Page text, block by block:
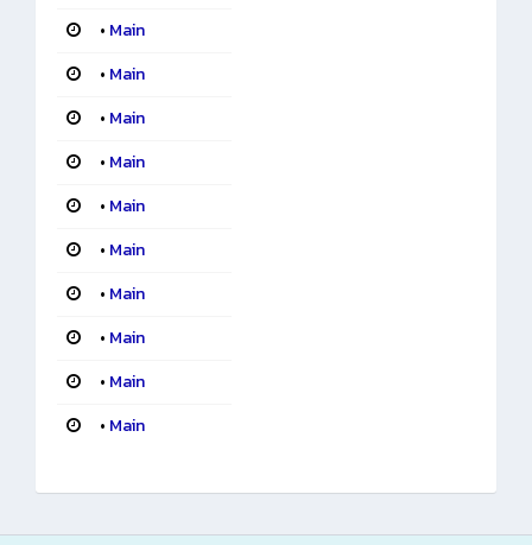
• Main
• Main
• Main
• Main
• Main
• Main
• Main
• Main
• Main
• Main